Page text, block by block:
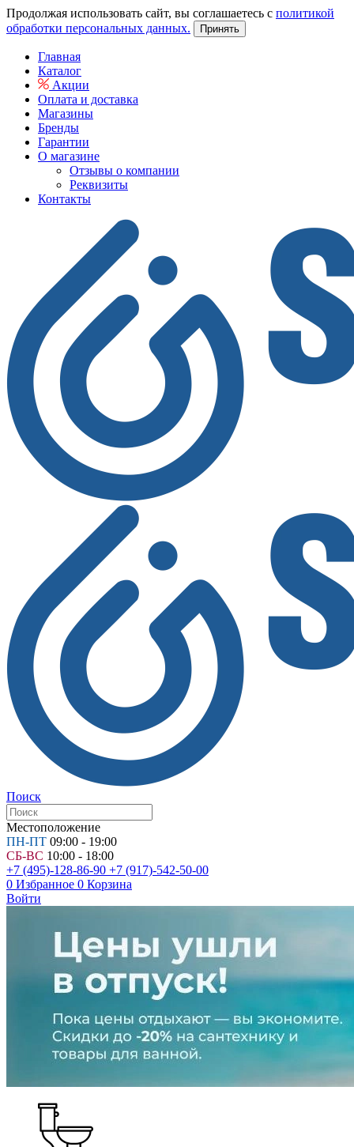
Продолжая использовать сайт, вы соглашаетесь с политикой
обработки персональных данных.
Принять
Главная
Каталог
Акции
Оплата и доставка
Магазины
Бренды
Гарантии
О магазине
Отзывы о компании
Реквизиты
Контакты
Поиск
Местоположение
ПН-ПТ 09:00 - 19:00
СБ-ВС 10:00 - 18:00
+7 (495)-128-86-90 +7 (917)-542-50-00
0 Избранное 0 Корзина
Войти